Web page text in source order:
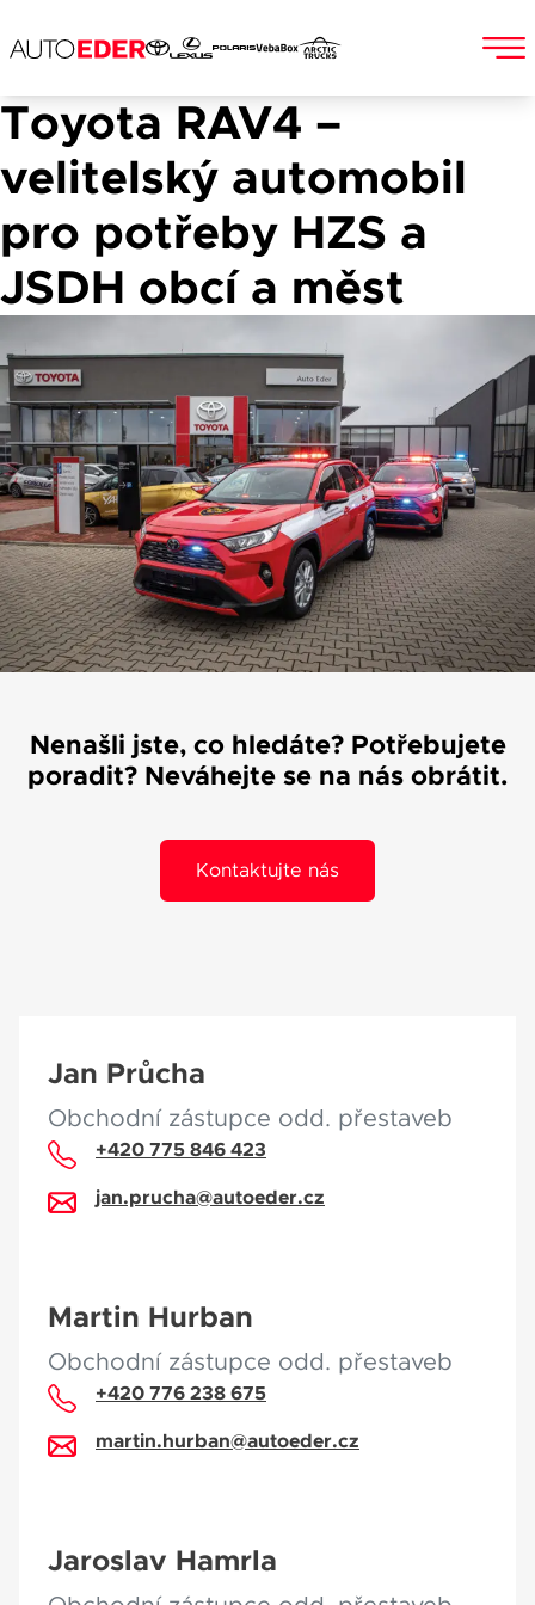
Skip
to
content
Toyota RAV4 –
velitelský automobil
pro potřeby HZS a
JSDH obcí a měst
Nenašli jste, co hledáte? Potřebujete
poradit? Neváhejte se na nás obrátit.
Kontaktujte nás
Jan Průcha
Obchodní zástupce odd. přestaveb
+420 775 846 423
jan.prucha@autoeder.cz
Martin Hurban
Obchodní zástupce odd. přestaveb
+420 776 238 675
martin.hurban@autoeder.cz
Jaroslav Hamrla
Jméno a příjmení
E-mail
Telefon
Popis
Přihlášení k odběru novinek
Pole označená * jsou povinná.
Váše zpráva byla
odeslána. Děkujeme
za Váš zájem!
Při odesílání se
vyskytla chyba.
Zkuste to prosím za
chvíli znovu.